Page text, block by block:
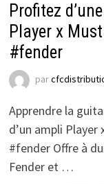
Profitez
Player x
#fender
par
Apprendre la
d’un ampli
#fender Offre à
Fender et …